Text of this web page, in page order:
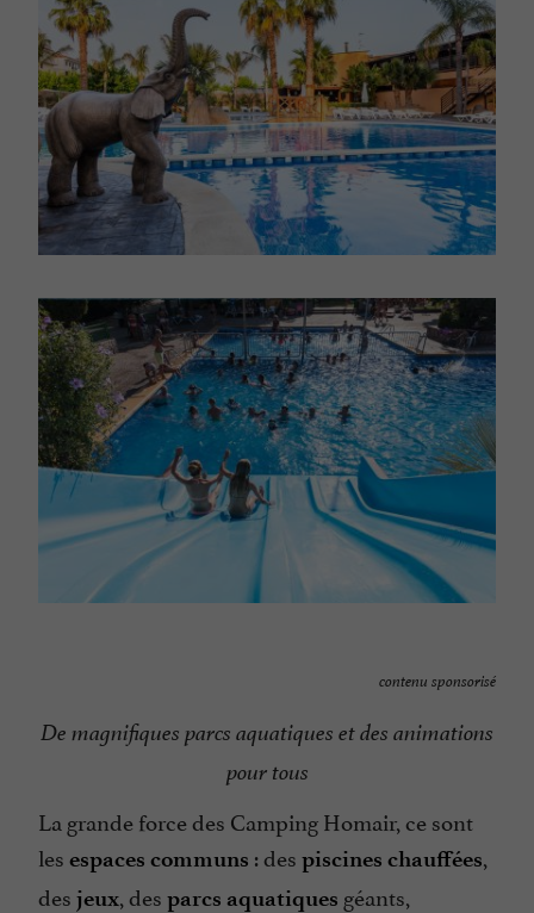
contenu sponsorisé
De magnifiques parcs aquatiques et des animations
pour tous
La grande force des Camping Homair, ce sont
les espaces communs : des piscines chauffées,
des jeux, des parcs aquatiques géants,